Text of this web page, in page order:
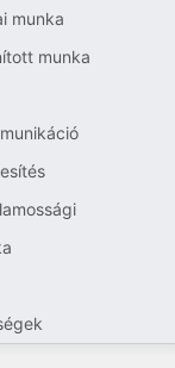
munka
munka